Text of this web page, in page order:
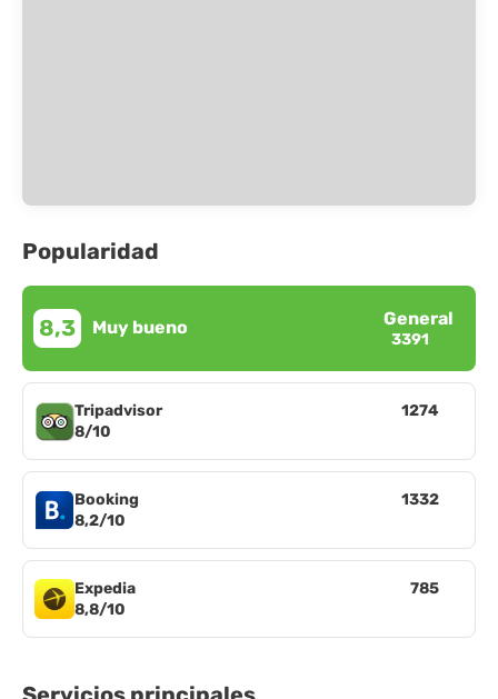
Popularidad
8,3 Muy bueno General
3391
Tripadvisor
8/10
1274
Booking
8,2/10
1332
Expedia
8,8/10
785